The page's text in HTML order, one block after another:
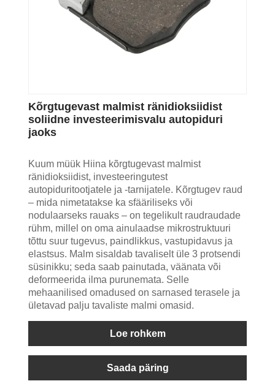
Kõrgtugevast malmist ränidioksiidist
soliidne investeerimisvalu autopiduri
jaoks
Kuum müük Hiina kõrgtugevast malmist
ränidioksiidist, investeeringutest
autopiduritootjatele ja -tarnijatele. Kõrgtugev raud
– mida nimetatakse ka sfääriliseks või
nodulaarseks rauaks – on tegelikult raudraudade
rühm, millel on oma ainulaadse mikrostruktuuri
tõttu suur tugevus, paindlikkus, vastupidavus ja
elastsus. Malm sisaldab tavaliselt üle 3 protsendi
süsinikku; seda saab painutada, väänata või
deformeerida ilma purunemata. Selle
mehaanilised omadused on sarnased terasele ja
ületavad palju tavaliste malmi omasid.
Loe rohkem
Saada päring